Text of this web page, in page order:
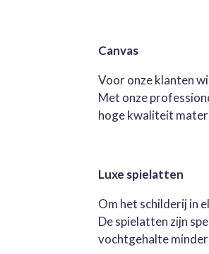
Canvas
Voor onze klanten
Met onze
hoge kwaliteit
Luxe spielatten
Om het schilderij in
De spielatten zijn
vochtgehalte